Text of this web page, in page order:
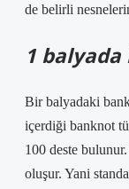
de belirli
1
Bir balyadaki
içerdiği banknot
100 deste
oluşur. Yani